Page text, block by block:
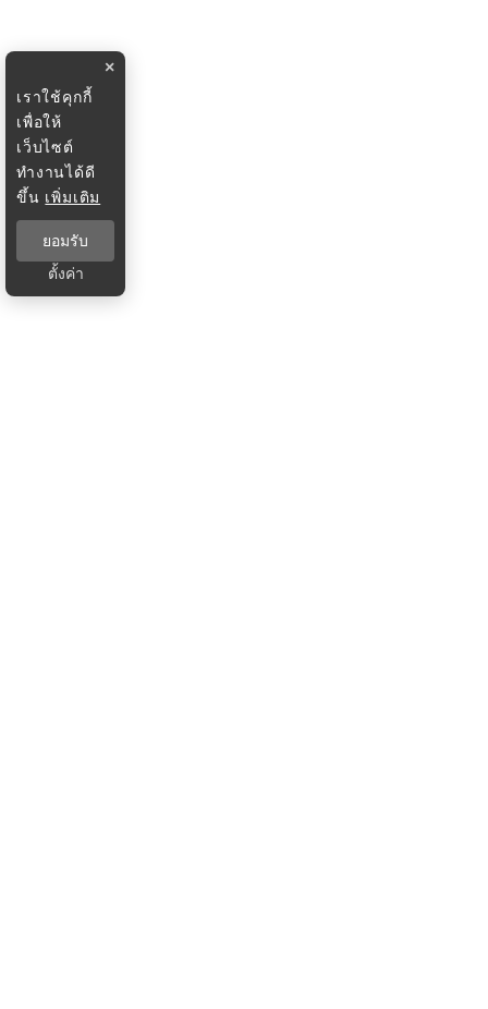
×
เราใช้คุกกี้
เพื่อให้
เว็บไซต์
ทำงานได้ดี
ขึ้น เพิ่มเติม
ยอมรับ
ตั้งค่า